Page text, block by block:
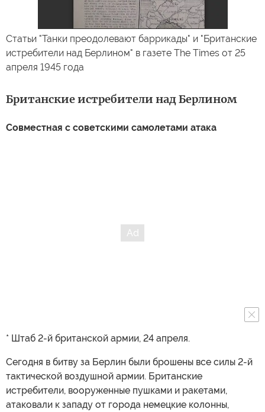
Статьи "Танки преодолевают баррикады" и "Британские
истребители над Берлином" в газете The Times от 25
апреля 1945 года
Британские истребители над Берлином
Совместная с советскими самолетами атака
* Штаб 2-й британской армии, 24 апреля.
Сегодня в битву за Берлин были брошены все силы 2-й
тактической воздушной армии. Британские
истребители, вооруженные пушками и ракетами,
атаковали к западу от города немецкие колонны,